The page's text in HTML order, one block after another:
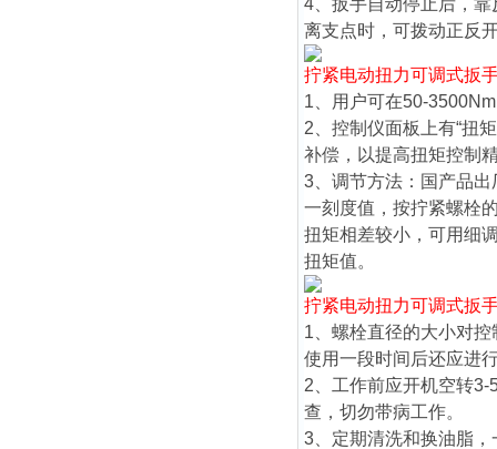
4、扳手自动停止后，
离支点时，可拨动正反
拧紧电动扭力可调式扳
1、用户可在50-
2、控制仪面板上有“扭
补偿，以提高扭矩控制
3、调节方法：国产品
一刻度值，按拧紧螺栓
扭矩相差较小，可用细
扭矩值。
拧紧电动扭力可调式扳
1、螺栓直径的大小对
使用一段时间后还应进
2、工作前应开机空转
查，切勿带病工作。
3、定期清洗和换油脂